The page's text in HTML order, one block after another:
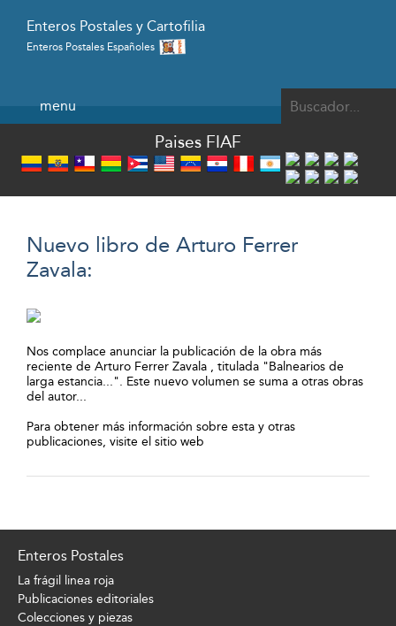
Enteros Postales y Cartofilia
Enteros Postales Españoles
menu
Paises FIAF
Nuevo libro de Arturo Ferrer
Zavala:
Nos complace anunciar la publicación de la obra más
reciente de Arturo Ferrer Zavala , titulada "Balnearios de
larga estancia...". Este nuevo volumen se suma a otras obras
del autor...
Para obtener más información sobre esta y otras
publicaciones, visite el sitio web
Enteros Postales
La frágil linea roja
Publicaciones editoriales
Colecciones y piezas